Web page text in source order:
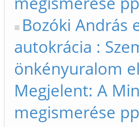
Bozóki András
autokrácia :
önkényuralom
Megjelent: A
megismerése